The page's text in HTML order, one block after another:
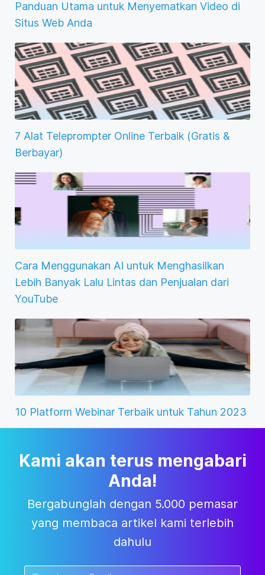
Panduan Utama untuk Menyematkan Video di
Situs Web Anda
7 Alat Teleprompter Online Terbaik (Gratis &
Berbayar)
Cara Menggunakan AI untuk Menghasilkan
Lebih Banyak Lalu Lintas dan Penjualan dari
YouTube
10 Platform Webinar Terbaik untuk Tahun 2023
Kami akan terus mengabari
Anda!
Bergabunglah dengan 5.000 pemasar
yang membaca artikel kami terlebih
dahulu